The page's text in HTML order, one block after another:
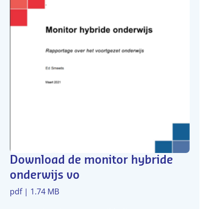
Download de monitor hybride
onderwijs vo
pdf | 1.74 MB